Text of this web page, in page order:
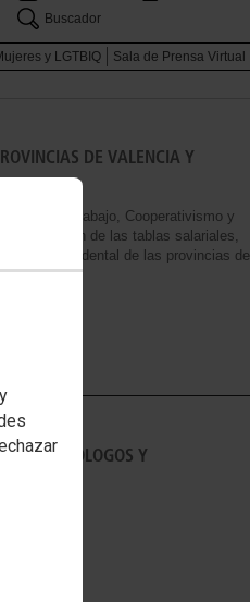
Buscador
y LGTBIQ
Sala de Prensa Virtual
DE VALENCIA Y
de Trabajo, Cooperativismo y
publicación de las tablas salariales,
de prótesis dental de las provincias de
ODONTÓLOGOS Y